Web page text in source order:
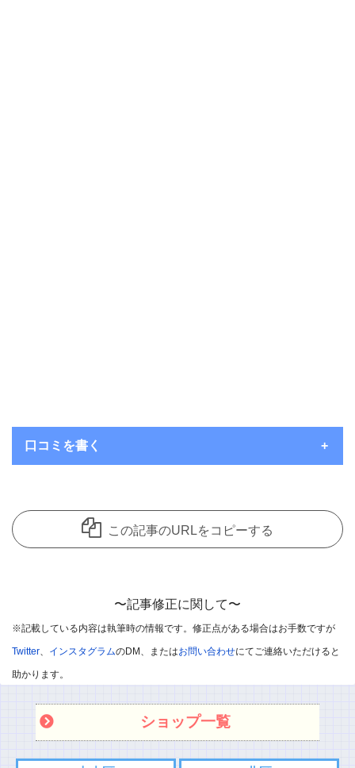
口コミを書く
コメント欄は見てくれているユーザーさんたちにお店の良さを共
有できることを主な目的として開放しているのですが、
させていただきます。
思います。
※承認制としました
また記事内容へのご質問などありましたら、コメント欄ではなく
この記事のURLをコピーする
〜記事修正に関して〜
※記載している内容は執筆時の情報です。修正点がある場合はお手数ですが
Twitter インスタグラムのDM、またはお問い合わせにてご連絡いただけると
助かります。
ショップ一覧